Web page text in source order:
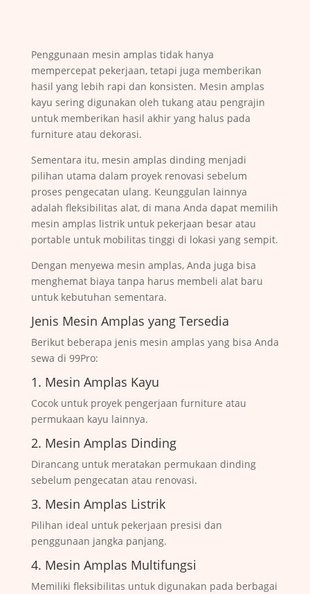
Penggunaan mesin amplas tidak hanya
mempercepat pekerjaan, tetapi juga memberikan
hasil yang lebih rapi dan konsisten. Mesin amplas
kayu sering digunakan oleh tukang atau pengrajin
untuk memberikan hasil akhir yang halus pada
furniture atau dekorasi.
Sementara itu, mesin amplas dinding menjadi
pilihan utama dalam proyek renovasi sebelum
proses pengecatan ulang. Keunggulan lainnya
adalah fleksibilitas alat, di mana Anda dapat memilih
mesin amplas listrik untuk pekerjaan besar atau
portable untuk mobilitas tinggi di lokasi yang sempit.
Dengan menyewa mesin amplas, Anda juga bisa
menghemat biaya tanpa harus membeli alat baru
untuk kebutuhan sementara.
Jenis Mesin Amplas yang Tersedia
Berikut beberapa jenis mesin amplas yang bisa Anda
sewa di 99Pro:
1. Mesin Amplas Kayu
Cocok untuk proyek pengerjaan furniture atau
permukaan kayu lainnya.
2. Mesin Amplas Dinding
Dirancang untuk meratakan permukaan dinding
sebelum pengecatan atau renovasi.
3. Mesin Amplas Listrik
Pilihan ideal untuk pekerjaan presisi dan
penggunaan jangka panjang.
4. Mesin Amplas Multifungsi
Memiliki fleksibilitas untuk digunakan pada berbagai